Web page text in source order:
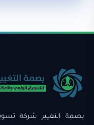
بصمة التغيير شركة